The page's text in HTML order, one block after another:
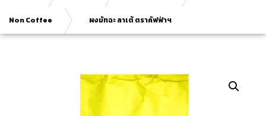
Non Coffee ผงมัทฉะ ลาเต้ ตราคัฟฟ่าฯ